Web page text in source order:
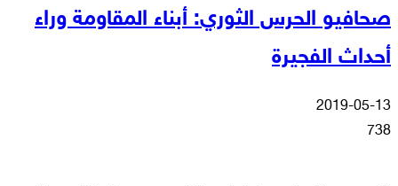
صحافيو الحرس الثوري: أبناء المقاومة وراء
أحداث الفجيرة
2019-05-13
738